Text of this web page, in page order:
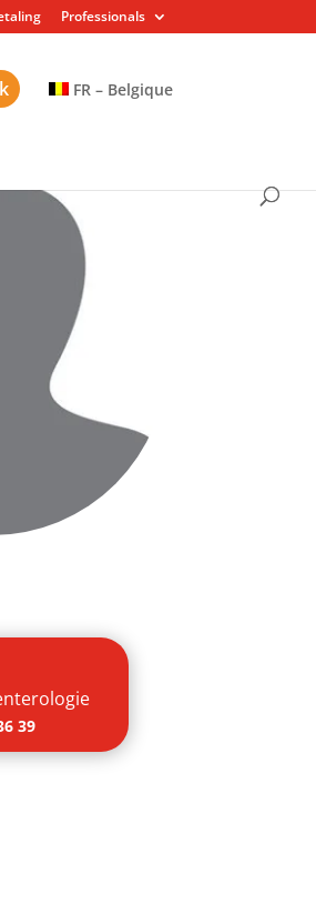
Professionals
FR – Belgique
39